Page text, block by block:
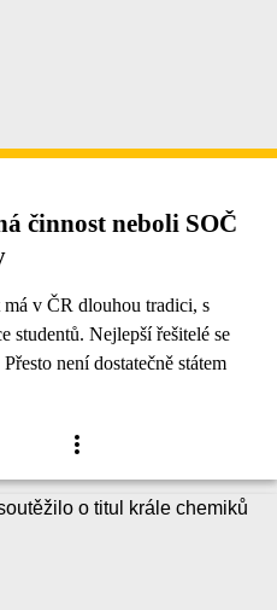
činnost neboli SOČ
má v ČR dlouhou tradici, s
studentů. Nejlepší řešitelé se
není dostatečně státem